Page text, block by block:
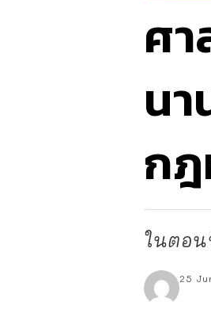
ศ
น
ก
ในตอน
25